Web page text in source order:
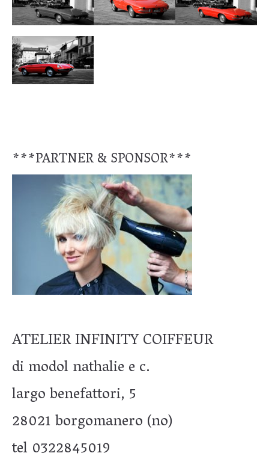
***PARTNER & SPONSOR***
ATELIER INFINITY COIFFEUR
di modol nathalie e c.
largo benefattori, 5
28021 borgomanero (no)
tel 0322845019